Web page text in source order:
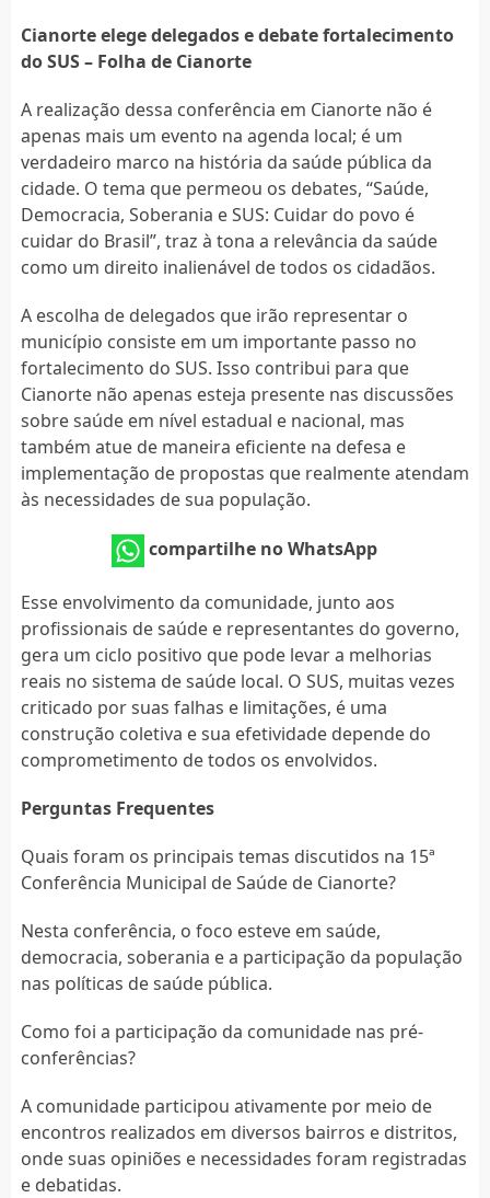
Cianorte elege delegados e debate fortalecimento
do SUS – Folha de Cianorte
A realização dessa conferência em Cianorte não é
apenas mais um evento na agenda local; é um
verdadeiro marco na história da saúde pública da
cidade. O tema que permeou os debates, “Saúde,
Democracia, Soberania e SUS: Cuidar do povo é
cuidar do Brasil”, traz à tona a relevância da saúde
como um direito inalienável de todos os cidadãos.
A escolha de delegados que irão representar o
município consiste em um importante passo no
fortalecimento do SUS. Isso contribui para que
Cianorte não apenas esteja presente nas discussões
sobre saúde em nível estadual e nacional, mas
também atue de maneira eficiente na defesa e
implementação de propostas que realmente atendam
às necessidades de sua população.
compartilhe no WhatsApp
Esse envolvimento da comunidade, junto aos
profissionais de saúde e representantes do governo,
gera um ciclo positivo que pode levar a melhorias
reais no sistema de saúde local. O SUS, muitas vezes
criticado por suas falhas e limitações, é uma
construção coletiva e sua efetividade depende do
comprometimento de todos os envolvidos.
Perguntas Frequentes
Quais foram os principais temas discutidos na 15ª
Conferência Municipal de Saúde de Cianorte?
Nesta conferência, o foco esteve em saúde,
democracia, soberania e a participação da população
nas políticas de saúde pública.
Como foi a participação da comunidade nas pré-
conferências?
A comunidade participou ativamente por meio de
encontros realizados em diversos bairros e distritos,
onde suas opiniões e necessidades foram registradas
e debatidas.